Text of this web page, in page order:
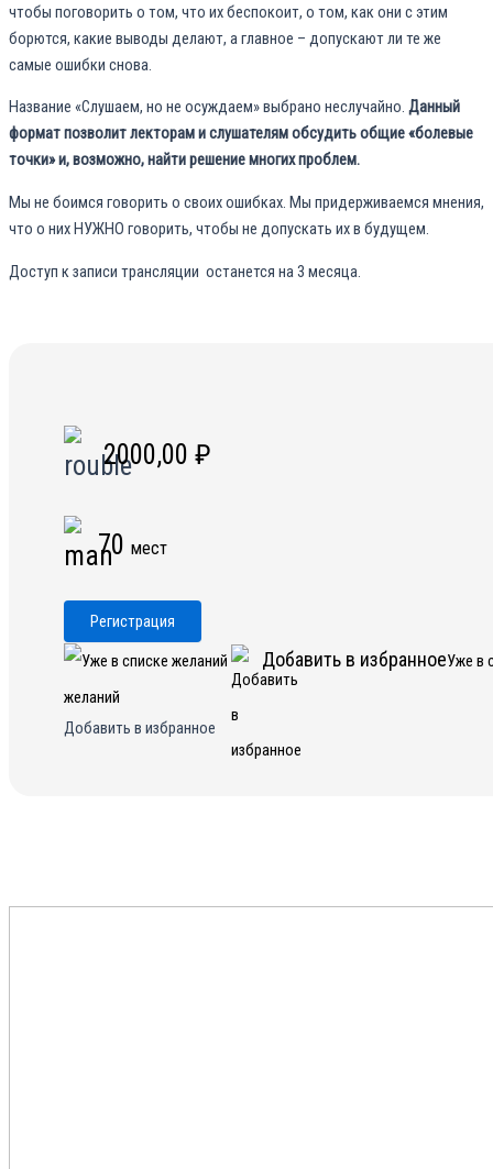
чтобы поговорить о том, что их беспокоит, о том, как они с этим
борются, какие выводы делают, а главное – допускают ли те же
самые ошибки снова.
Название «Слушаем, но не осуждаем» выбрано неслучайно. Данный
формат позволит лекторам и слушателям обсудить общие «болевые
точки» и, возможно, найти решение многих проблем.
Мы не боимся говорить о своих ошибках. Мы придерживаемся мнения,
что о них НУЖНО говорить, чтобы не допускать их в будущем.
Доступ к записи трансляции останется на 3 месяца.
2000,00 ₽
70 мест
Регистрация
Добавить в избранноеУже в
желаний
Добавить в избранное